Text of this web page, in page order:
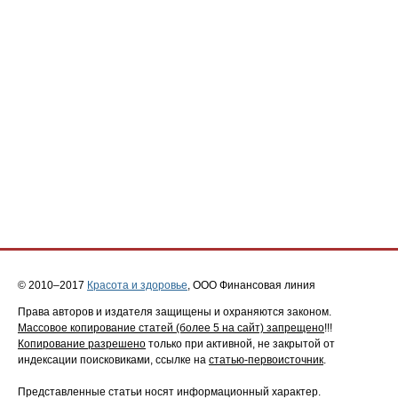
© 2010–2017 Красота и здоровье, ООО Финансовая линия
Права авторов и издателя защищены и охраняются законом.
Массовое копирование статей (более 5 на сайт) запрещено!!!
Копирование разрешено только при активной, не закрытой от
индексации поисковиками, ссылке на статью-первоисточник.
Представленные статьи носят информационный характер.